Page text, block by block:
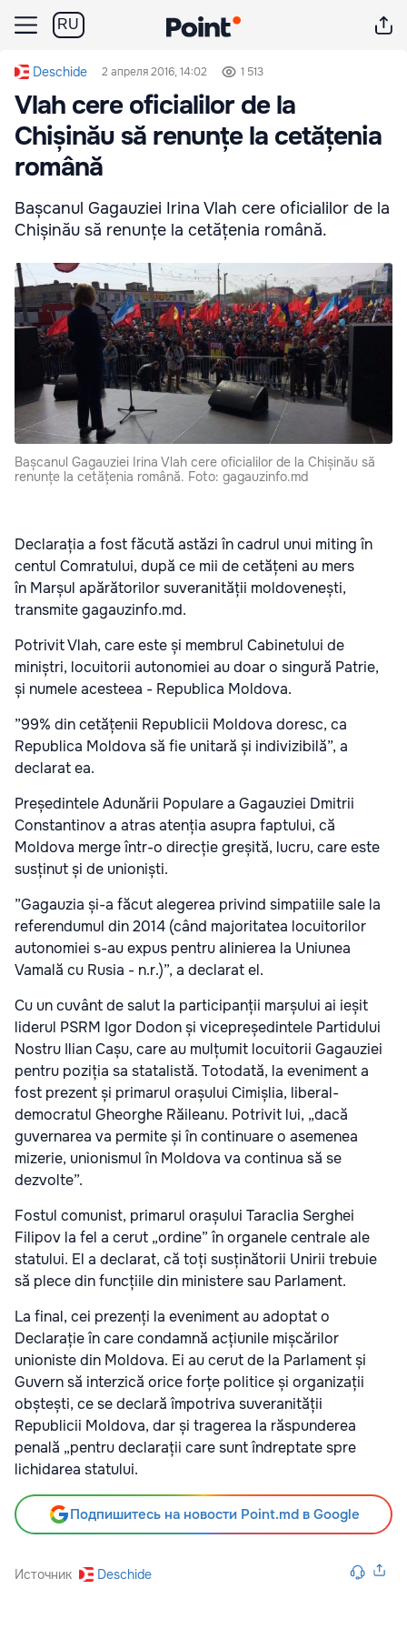
RU
Deschide 2 апреля 2016, 14:02 1 513
Vlah cere oficialilor de la
Chișinău să renunțe la cetățenia
română
Bașcanul Gagauziei Irina Vlah cere oficialilor de la
Chișinău să renunțe la cetățenia română.
Bașcanul Gagauziei Irina Vlah cere oficialilor de la Chișinău să
renunțe la cetățenia română. Foto: gagauzinfo.md
Declarația a fost făcută astăzi în cadrul unui miting în
centul Comratului, după ce mii de cetățeni au mers
în Marșul apărătorilor suveranității moldovenești,
transmite gagauzinfo.md.
Potrivit Vlah, care este și membrul Cabinetului de
miniștri, locuitorii autonomiei au doar o singură Patrie,
și numele acesteea - Republica Moldova.
”99% din cetățenii Republicii Moldova doresc, ca
Republica Moldova să fie unitară și indivizibilă”, a
declarat ea.
Președintele Adunării Populare a Gagauziei Dmitrii
Constantinov a atras atenția asupra faptului, că
Moldova merge într-o direcție greșită, lucru, care este
susținut și de unioniști.
”Gagauzia și-a făcut alegerea privind simpatiile sale la
referendumul din 2014 (când majoritatea locuitorilor
autonomiei s-au expus pentru alinierea la Uniunea
Vamală cu Rusia - n.r.)”, a declarat el.
Cu un cuvânt de salut la participanții marșului ai ieșit
liderul PSRM Igor Dodon și vicepreședintele Partidului
Nostru Ilian Cașu, care au mulțumit locuitorii Gagauziei
pentru poziția sa statalistă. Totodată, la eveniment a
fost prezent și primarul orașului Cimișlia, liberal-
democratul Gheorghe Răileanu. Potrivit lui, „dacă
guvernarea va permite și în continuare o asemenea
mizerie, unionismul în Moldova va continua să se
dezvolte”.
Fostul comunist, primarul orașului Taraclia Serghei
Filipov la fel a cerut „ordine” în organele centrale ale
statului. El a declarat, că toți susținătorii Unirii trebuie
să plece din funcțiile din ministere sau Parlament.
La final, cei prezenți la eveniment au adoptat o
Declarație în care condamnă acțiunile mișcărilor
unioniste din Moldova. Ei au cerut de la Parlament și
Guvern să interzică orice forțe politice și organizații
obștești, ce se declară împotriva suveranității
Republicii Moldova, dar și tragerea la răspunderea
penală „pentru declarații care sunt îndreptate spre
lichidarea statului.
Подпишитесь на новости Point.md в Google
Источник Deschide